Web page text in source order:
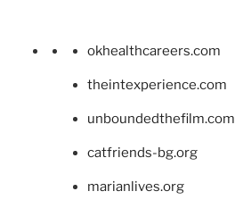
okhealthcareers.com
theintexperience.com
unboundedthefilm.com
catfriends-bg.org
marianlives.org